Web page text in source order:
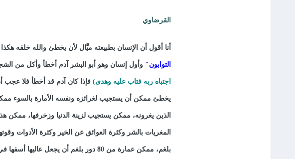
القرضاوي
أنا أقول أن الإنسان بطبيعته ميَّال لأن يخطئ والله خلقه
التوابون" وأول إنسان وهو أبو البشر آدم أخطأ وأكل من
اجتباه ربه فتاب عليه وهدى)فإذا كان آدم قد أخطأ فلا عجب
يخطئ ممكن أن يستجيب لغرائزه ونفسه الأمارة بالسوء
الذين يغرونه، ممكن يستجيب لزينة الدنيا وزخرفها،
المغريات بالشر وكثرة العوائق عن الخير وكثرة الأدوات
بلغم، ممكن عمارة من 80 دور بلغم أن